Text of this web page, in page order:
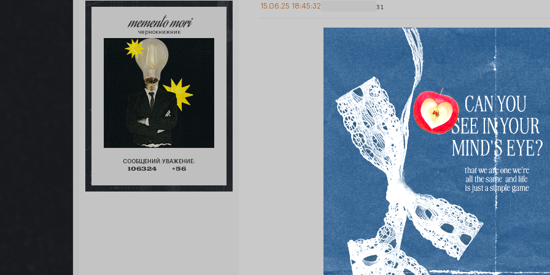
memento mori
чернокнижник
СООБЩЕНИЙ:
106324
УВАЖЕНИЕ:
+56
31
15.06.25 18:45:32